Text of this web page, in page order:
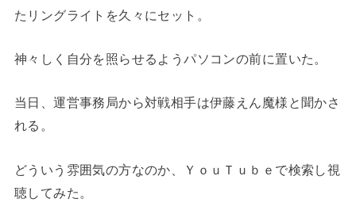
たリングライトを久々にセット。
神々しく自分を照らせるようパソコンの前に置いた。
当日、運営事務局から対戦相手は伊藤えん魔様と聞かさ
れる。
どういう雰囲気の方なのか、ＹｏｕＴｕｂｅで検索し視
聴してみた。